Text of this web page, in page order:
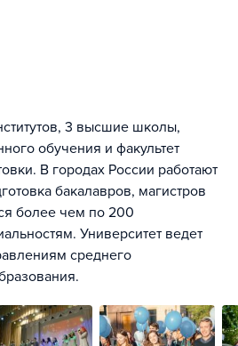
3 высшие школы,
обучения и факультет
В городах России работают
бакалавров, магистров
более чем по 200
Университет ведет
среднего